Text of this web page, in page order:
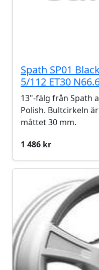
Spath SP01
5/112 ET30
13"-fälg från Spath
Polish. Bultcirkeln
måttet 30 mm.
1 486 kr